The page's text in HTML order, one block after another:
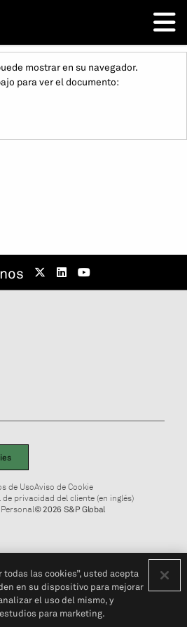
mostrar en su navegador.
para ver el documento:
de UsoAviso de Cookie
de privacidad del cliente (en inglés)
© 2026 S&P Global
todas las cookies”, usted acepta
en su dispositivo para mejorar
el uso del mismo, y
para marketing.